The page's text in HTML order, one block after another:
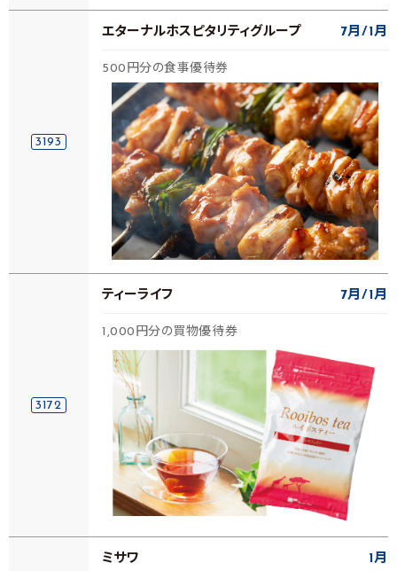
3193
エターナルホスピタリティグループ 7月 1月
500円分の食事優待券
3172
ティーライフ 7月 1月
1,000円分の買物優待券
ミサワ 1月